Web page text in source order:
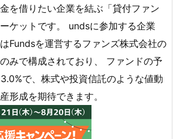
を借りたい企業を結ぶ「貸付ファン
ケットです。 undsに参加する企業
Fundsを運営するファンズ株式会社の
みで構成されており、 ファンドの予
で、株式や投資信託のような値動
形成を期待できます。